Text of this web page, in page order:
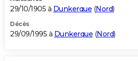
29/10/1905 à Dunkerque (Nord)
Décès
29/09/1995 à Dunkerque (Nord)